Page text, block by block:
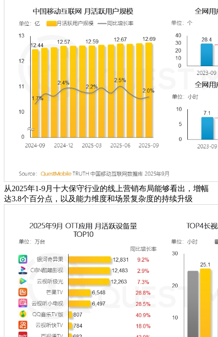
从2025年1-9月十大保守行业的线上营销布局能够看出，增幅
达3.8个百分点，以及能力维度和场景复杂度的持续升级